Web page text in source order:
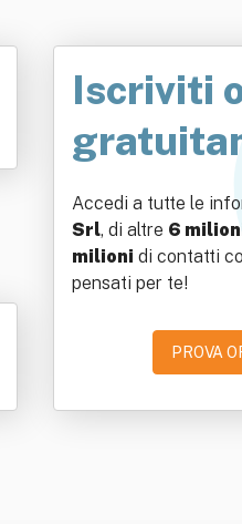
Iscriviti
Accedi a tutte le
Srl, di altre 6
milioni di contatti
pensati per te!
PROVA